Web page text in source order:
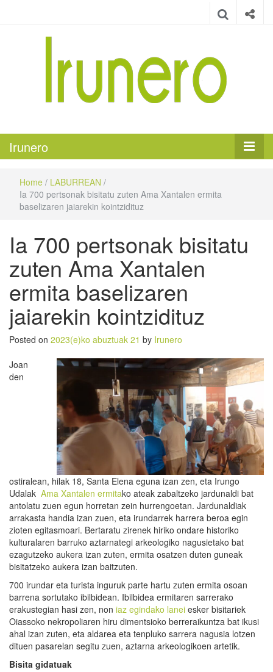
Irunero
Home / LABURREAN /
Ia 700 pertsonak bisitatu zuten Ama Xantalen ermita
baselizaren jaiarekin kointzidituz
Ia 700 pertsonak bisitatu
zuten Ama Xantalen
ermita baselizaren
jaiarekin kointzidituz
Posted on 2023(e)ko abuztuak 21 by Irunero
Joan
den
ostiralean, hilak 18, Santa Elena eguna izan zen, eta Irungo
Udalak Ama Xantalen ermitako ateak zabaltzeko jardunaldi bat
antolatu zuen egun horretan zein hurrengoetan. Jardunaldiak
arrakasta handia izan zuen, eta irundarrek harrera beroa egin
zioten egitasmoari. Bertaratu zirenek hiriko ondare historiko
kulturalaren barruko aztarnategi arkeologiko nagusietako bat
ezagutzeko aukera izan zuten, ermita osatzen duten guneak
bisitatzeko aukera izan baitzuten.
700 irundar eta turista inguruk parte hartu zuten ermita osoan
barrena sortutako ibilbidean. Ibilbidea ermitaren sarrerako
erakustegian hasi zen, non iaz egindako lanei esker bisitariek
Oiassoko nekropoliaren hiru dimentsioko berreraikuntza bat ikusi
ahal izan zuten, eta aldarea eta tenpluko sarrera nagusia lotzen
dituen pasarelan segitu zuen, aztarna arkeologikoen artetik.
Bisita gidatuak